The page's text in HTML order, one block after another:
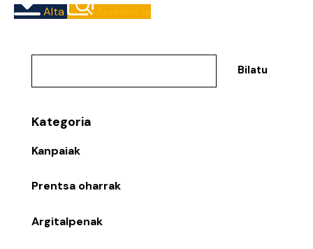
Alta
Bilatu
Kategoria
Kanpaiak
Prentsa oharrak
Argitalpenak